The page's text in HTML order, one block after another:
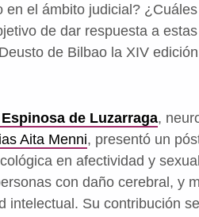
en el ámbito judicial?
de dar respuesta a
de Bilbao la XIV
de Luzarraga,
Aita Menni, presentó un
en afectividad y
con daño cerebral, y
intelectual. Su contribución